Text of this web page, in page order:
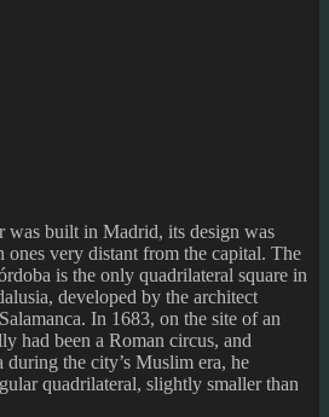
was built in Madrid, its design was
ones very distant from the capital. The
is the only quadrilateral square in
developed by the architect
In 1683, on the site of an
had been a Roman circus, and
during the city’s Muslim era, he
quadrilateral, slightly smaller than